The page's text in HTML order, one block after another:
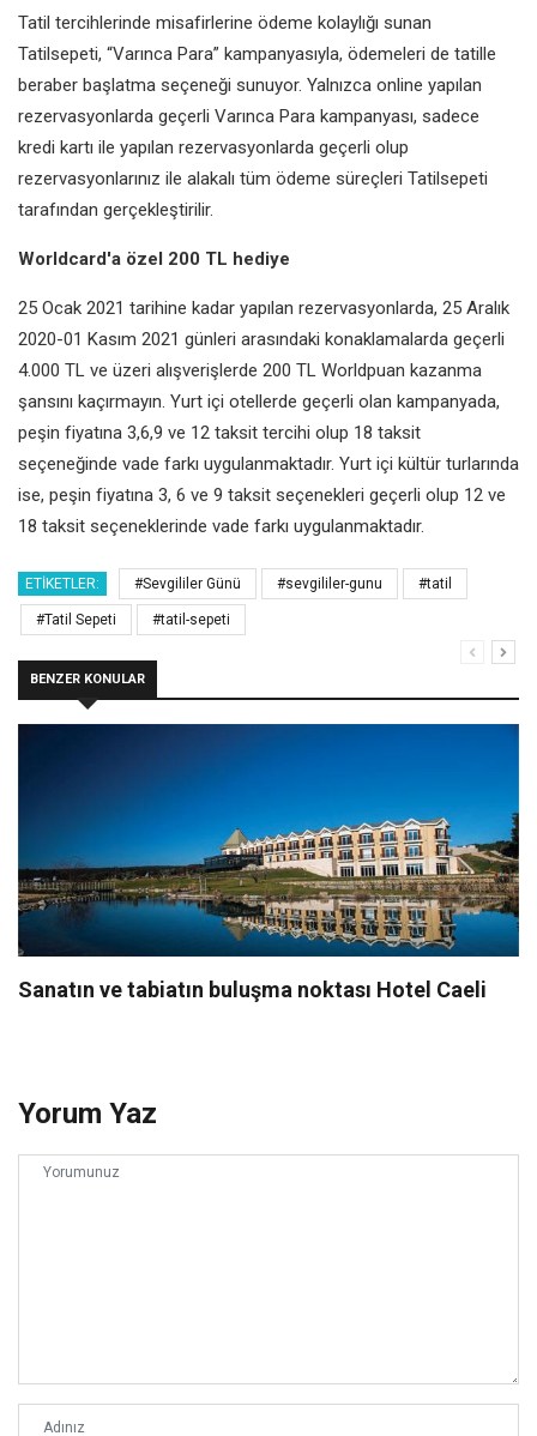
Tatil tercihlerinde misafirlerine ödeme kolaylığı sunan
Tatilsepeti, “Varınca Para” kampanyasıyla, ödemeleri de tatille
beraber başlatma seçeneği sunuyor. Yalnızca online yapılan
rezervasyonlarda geçerli Varınca Para kampanyası, sadece
kredi kartı ile yapılan rezervasyonlarda geçerli olup
rezervasyonlarınız ile alakalı tüm ödeme süreçleri Tatilsepeti
tarafından gerçekleştirilir.
Worldcard'a özel 200 TL hediye
25 Ocak 2021 tarihine kadar yapılan rezervasyonlarda, 25 Aralık
2020-01 Kasım 2021 günleri arasındaki konaklamalarda geçerli
4.000 TL ve üzeri alışverişlerde 200 TL Worldpuan kazanma
şansını kaçırmayın. Yurt içi otellerde geçerli olan kampanyada,
peşin fiyatına 3,6,9 ve 12 taksit tercihi olup 18 taksit
seçeneğinde vade farkı uygulanmaktadır. Yurt içi kültür turlarında
ise, peşin fiyatına 3, 6 ve 9 taksit seçenekleri geçerli olup 12 ve
18 taksit seçeneklerinde vade farkı uygulanmaktadır.
ETIKETLER: #Sevgililer Günü #sevgililer-gunu #tatil
#Tatil Sepeti #tatil-sepeti
BENZER KONULAR
Sanatın ve tabiatın buluşma noktası Hotel Caeli
Yorum Yaz